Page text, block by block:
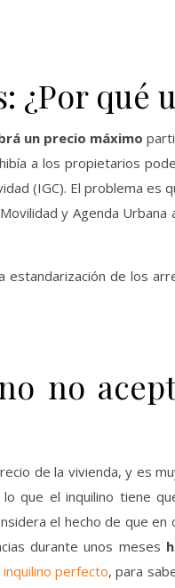
¿Por qué
un precio máximo
a los propietarios
(IGC). El problema es
y Agenda Urbana
de los
no
de la vivienda, y es
que el inquilino tiene
el hecho de que
durante unos meses
perfecto, para